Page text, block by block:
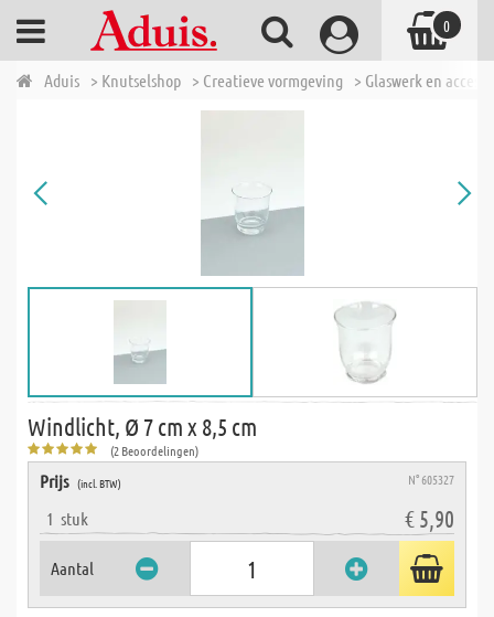
Aduis > Knutselshop > Creatieve vormgeving > Glaswerk en
Windlicht, Ø 7 cm x 8,5 cm
(2 Beoordelingen)
Prijs (incl. BTW) N° 605327
1 stuk € 5,90
Aantal
0